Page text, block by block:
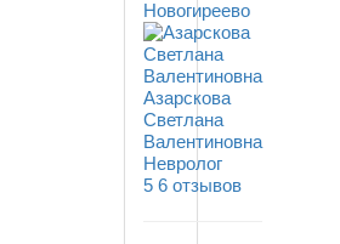
Азарскова
Светлана
Валентиновна
Невролог
5 6 отзывов